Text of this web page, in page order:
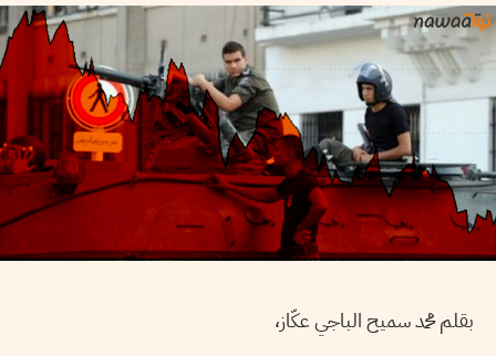
بقلم محمد سميح الباجي عكّاز،